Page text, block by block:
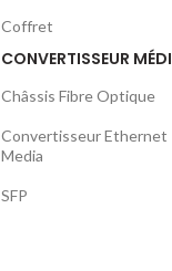
Coffret
CONVERTISSEUR
Châssis Fibre Optique
Convertisseur Ethernet
Media
SFP